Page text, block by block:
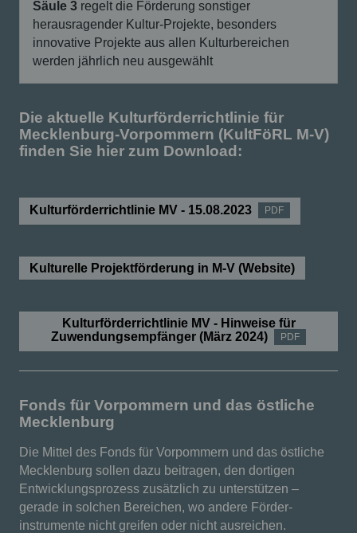
Säule 3 regelt die Förderung sonstiger
herausragender Kultur-Projekte, besonders
innovative Projekte aus allen Kulturbereichen
werden jährlich neu ausgewählt
Die aktuelle Kulturförderrichtlinie für
Mecklenburg-Vorpommern (KultFöRL M-V)
finden Sie hier zum Download:
Kulturförderrichtlinie MV - 15.08.2023 PDF
Kulturelle Projektförderung in M-V (Website)
Kulturförderrichtlinie MV - Hinweise für
Zuwendungsempfänger (März 2024)
PDF
Fonds für Vorpommern und das östliche
Mecklenburg
Die Mittel des Fonds für Vorpommern und das östliche
Mecklenburg sollen dazu beitragen, den dortigen
Entwicklungs­prozess zusätzlich zu unterstützen –
gerade in solchen Bereichen, wo andere Förder­
instrumente nicht greifen oder nicht ausreichen.